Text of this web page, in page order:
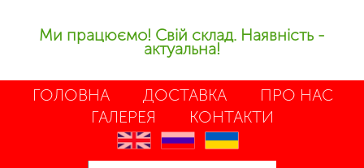
Ми працюємо! Свій склад. Наявність -
актуальна!
ГОЛОВНА ДОСТАВКА
ПРО НАС
ГАЛЕРЕЯ
КОНТАКТИ
en ru uk